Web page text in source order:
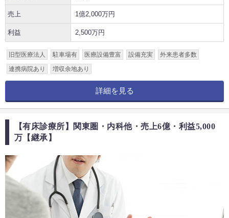
売上 1億2,000万円
利益 2,500万円
旧型医療法人 駐車場有 医療設備豊富 設備充実
外来患者多数
連携病院あり
増収余地あり
詳細を見る
【有床診療所】関東圏・内科他・売上6億・利益5,000
万【継承】